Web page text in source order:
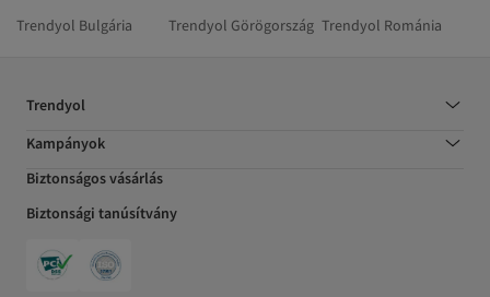
Trendyol Bulgária
Trendyol Görögország Trendyol Románia
Trendyol
Kampányok
Biztonságos vásárlás
Biztonsági tanúsítvány